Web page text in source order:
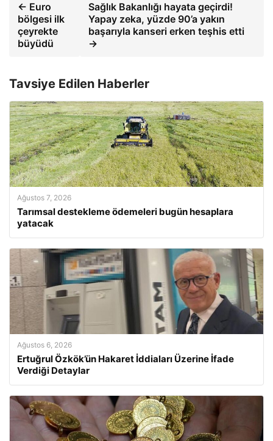
← Euro
bölgesi ilk
çeyrekte
büyüdü
Sağlık Bakanlığı hayata geçirdi!
Yapay zeka, yüzde 90’a yakın
başarıyla kanseri erken teşhis etti
→
Tavsiye Edilen Haberler
Ağustos 7, 2026
Tarımsal destekleme ödemeleri bugün hesaplara
yatacak
Ağustos 6, 2026
Ertuğrul Özkök’ün Hakaret İddiaları Üzerine İfade
Verdiği Detaylar